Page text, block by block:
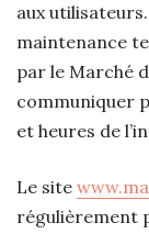
aux
maintenance
par le Marché
communiquer
et heures de
Le site
régulièrement